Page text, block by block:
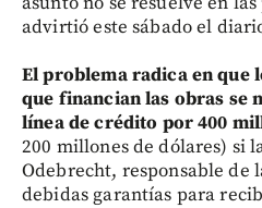
advirtió este sábado el
El problema radica en que
que financian las obras se
línea de crédito por 400
200 millones de dólares) si
Odebrecht, responsable de
debidas garantías para